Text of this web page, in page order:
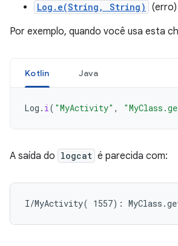
Log.e(String, String)
(erro)
Por exemplo, quando você usa esta
Kotlin Java
Log . i( "MyActivity" ,
A saída do logcat é parecida com: